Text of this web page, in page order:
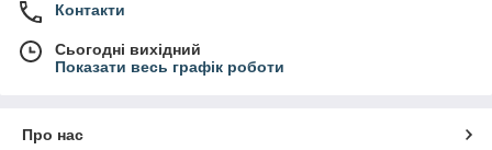
Контакти
Сьогодні вихідний
Показати весь графік роботи
Про нас